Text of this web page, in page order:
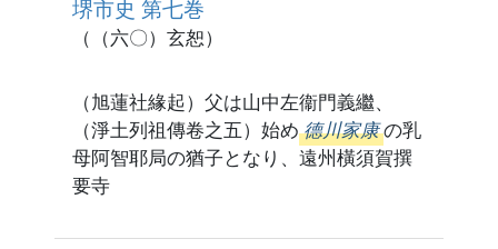
堺市史 第七巻
（（六〇）玄恕）
（旭蓮社緣起）父は山中左衞門義繼、
（淨土列祖傳卷之五）始め 德川家康 の乳
母阿智耶局の猶子となり、遠州橫須賀撰
要寺